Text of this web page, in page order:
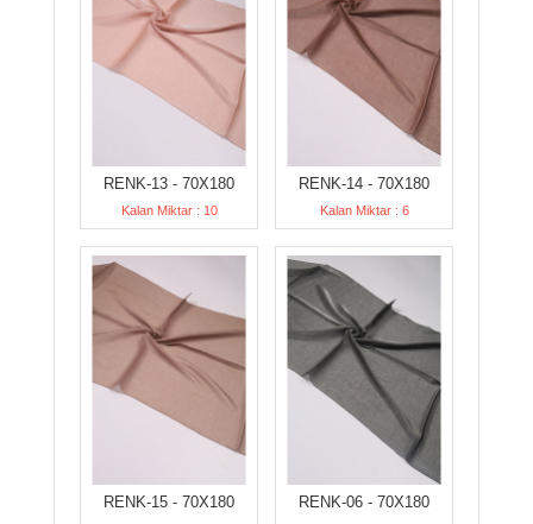
RENK-13 - 70X180
Kalan Miktar : 10
RENK-14 - 70X180
Kalan Miktar : 6
RENK-15 - 70X180 RENK-06 - 70X180